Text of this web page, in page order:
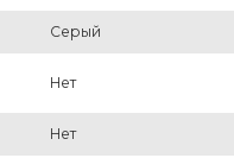
Серый
Нет
Нет